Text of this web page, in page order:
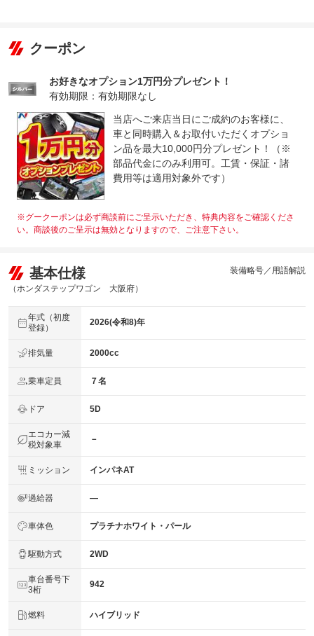
クーポン
お好きなオプション1万円分プレゼント！
有効期限：有効期限なし
当店へご来店当日にご成約のお客様に、
車と同時購入＆お取付いただくオプショ
ン品を最大10,000円分プレゼント！（※
部品代金にのみ利用可。工賃・保証・諸
費用等は適用対象外です）
※グークーポンは必ず商談前にご呈示いただき、特典内容をご確認くださ
い。商談後のご呈示は無効となりますので、ご注意下さい。
基本仕様
（ホンダステップワゴン 大阪府）
装備略号／用語解説
年式（初度
登録）
2026(令和8)年
排気量 2000cc
乗車定員 ７名
ドア 5D
エコカー減
税対象車
－
ミッション インパネAT
過給器 ―
車体色 プラチナホワイト・パール
駆動方式 2WD
車台番号下
3桁
942
燃料 ハイブリッド